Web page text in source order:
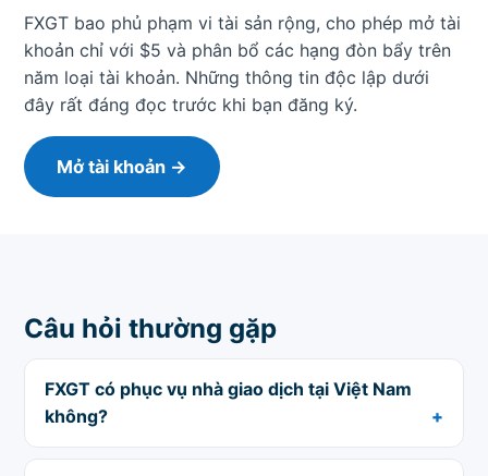
FXGT bao phủ phạm vi tài sản rộng, cho phép mở tài
khoản chỉ với $5 và phân bổ các hạng đòn bẩy trên
năm loại tài khoản. Những thông tin độc lập dưới
đây rất đáng đọc trước khi bạn đăng ký.
Mở tài khoản →
Câu hỏi thường gặp
FXGT có phục vụ nhà giao dịch tại Việt Nam
không?